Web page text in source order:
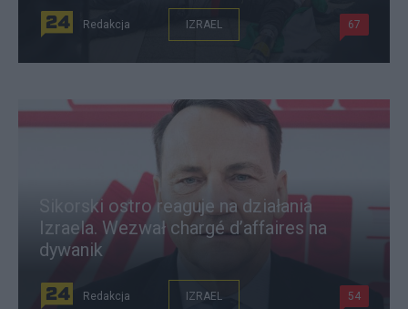
Redakcja IZRAEL 67
Sikorski ostro reaguje na działania
Izraela. Wezwał chargé d’affaires na
dywanik
Redakcja IZRAEL 54